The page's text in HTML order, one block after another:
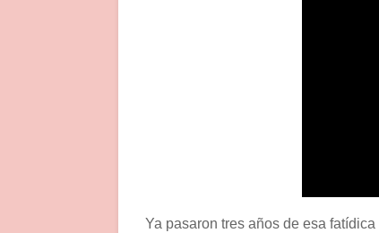
Ya pasaron tres años de esa